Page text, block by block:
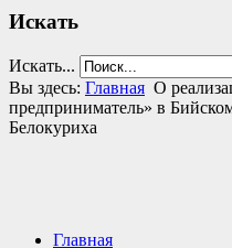
Искать
Искать...
Вы здесь: Главная О
предприниматель» в
Белокуриха
Главная